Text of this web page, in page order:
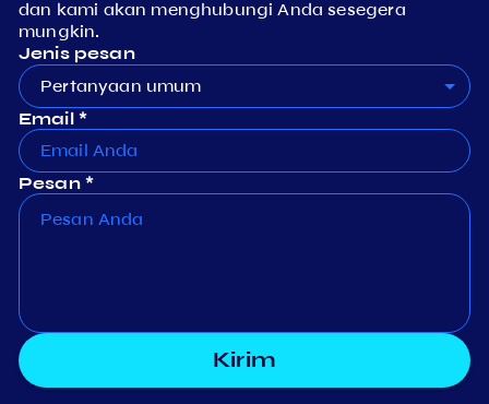
dan kami akan menghubungi Anda sesegera
mungkin.
Jenis pesan
Pertanyaan umum
Email *
Pesan *
Kirim